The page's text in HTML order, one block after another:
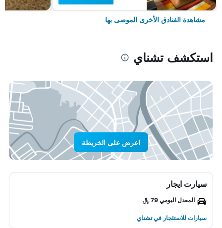
مشاهدة الفنادق الأخرى الموصى بها
استكشف تشناي
اعرض على الخريطة
سيارت ايجار
المعدل اليومي 79 ﷼
سيارات للاستئجار في تشناي